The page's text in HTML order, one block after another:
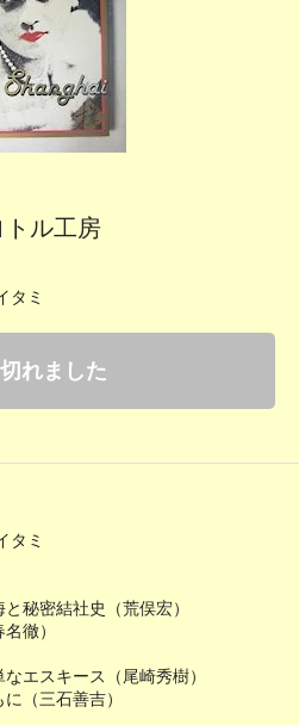
ル工房
ミ
れました
ミ
秘密結社史（荒俣宏）
徹）
エスキース（尾崎秀樹）
（三石善吉）